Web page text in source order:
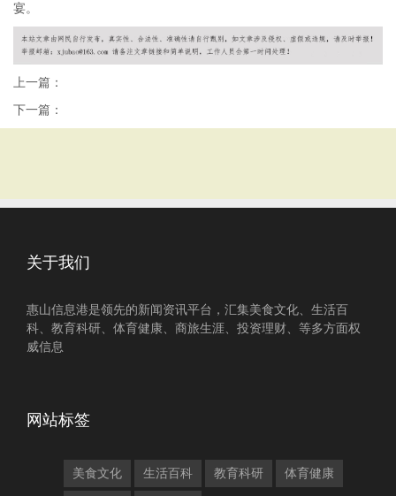
宴。
上一篇：
下一篇：
关于我们
惠山信息港是领先的新闻资讯平台，汇集美食文化、生活百
科、教育科研、体育健康、商旅生涯、投资理财、等多方面权
威信息
网站标签
美食文化 生活百科 教育科研 体育健康